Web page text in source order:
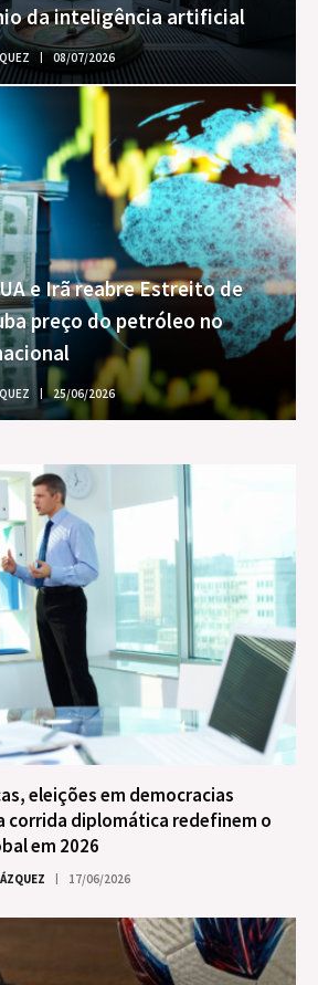
da inteligência artificial
08/07/2026
e Irã reabre Estreito de
preço do petróleo no
25/06/2026
eleições em democracias
corrida diplomática redefinem o
em 2026
17/06/2026